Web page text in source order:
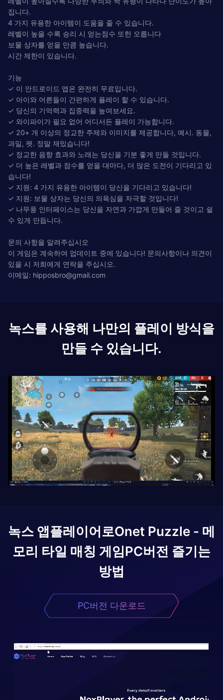
집니다.
4 가지 유용한 아이템이 도움을 줄 수 있습니다.
레벨이 높을 수록 승리 시 얻는점수 또한 오릅니다
보물 상자를 얻을 만큼 높습니다.
시간 제한이 있습니다.
기능
✓ 이 안드로이드 앱은 완전히 무료입니다.
✓ 아이와 어른들이 간편하게 플레이 할 수 있습니다.
✓ 당신의 기억력과 집중력을 높여보세요.
✓ 와이파이가 필요 없어 어디서든 플레이 가능합니다.
✓ 20+ 개 이상의 정교한 주제와 이미지를 제공합니다, 예시. 동물,
과일, 펫. 정말 재밌습니다!
✓ 정교한 음향 효과와 노래는 당신을 기분 좋게 만들 것입니다.
✓ 더 높은 레벨과 점수를 얻을 대마다, 더 많은 도전이 기다리고 있
습니다!
✓ 지원: 4 가지 유용한 아이템이 당신을 기다리고 있습니다!
✓ 지원: 보물 상자는 당신의 의욕심을 자극할 것입니다!
✓ 나무풍 인터페이스는 당신을 자연과 가깝게 만들어 줄 것이고 쉴
수 있게 만듭니다.
문의 사항을 알려주십시오
이 게임은 계속하여 업데이트 중에 있습니다! 문의사항이나 의견이
있을 시 저희에게 연락을 주십시오.
이메일: hipposbro@gmail.com
녹스를 사용해 나만의 플레이 방식을
만들 수 있습니다.
녹스 앱플레이어로Onet Puzzle - 메
모리 타일 매칭 게임PC버전 즐기는
방법
PC버전 다운로드